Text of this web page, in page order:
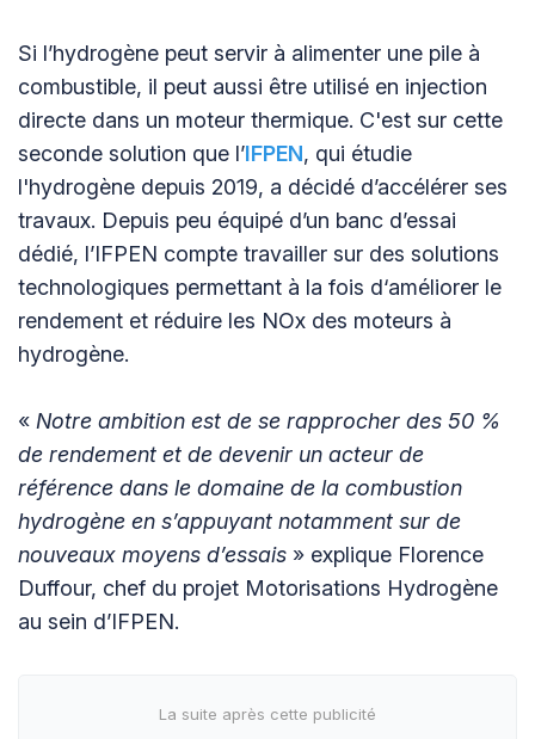
Si l’hydrogène peut servir à alimenter une pile à
combustible, il peut aussi être utilisé en injection
directe dans un moteur thermique. C'est sur cette
seconde solution que l’IFPEN, qui étudie
l'hydrogène depuis 2019, a décidé d’accélérer ses
travaux. Depuis peu équipé d’un banc d’essai
dédié, l’IFPEN compte travailler sur des solutions
technologiques permettant à la fois d‘améliorer le
rendement et réduire les NOx des moteurs à
hydrogène.
« Notre ambition est de se rapprocher des 50 %
de rendement et de devenir un acteur de
référence dans le domaine de la combustion
hydrogène en s’appuyant notamment sur de
nouveaux moyens d’essais » explique Florence
Duffour, chef du projet Motorisations Hydrogène
au sein d’IFPEN.